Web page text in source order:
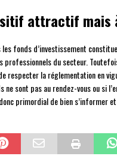
attractif mais
fonds d’investissement
du secteur.
respecter la réglementation en
sont pas au rendez-vous ou si
primordial de bien s’informer